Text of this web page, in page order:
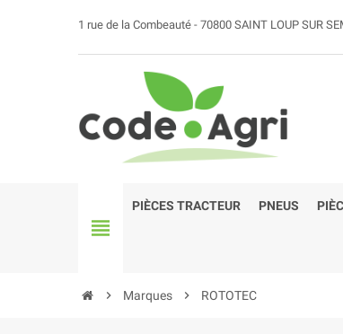
1 rue de la Combeauté - 70800 SAINT LOUP SUR
view_headline
PIÈCES TRACTEUR PNEUS
chevron_right Marques chevron_right ROTOTEC